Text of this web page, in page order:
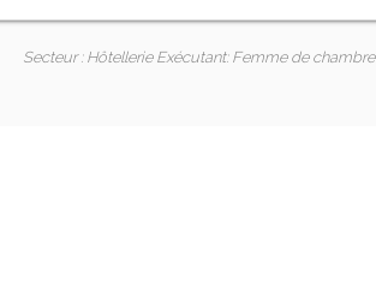
Secteur : Hôtellerie Exécutant: Femme de chambre